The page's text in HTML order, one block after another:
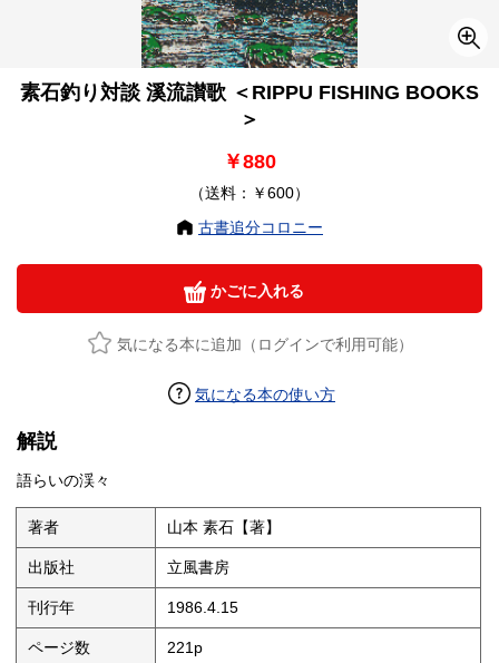
素石釣り対談 溪流讃歌 ＜RIPPU FISHING BOOKS
＞
￥880
（送料：￥600）
古書追分コロニー
かごに入れる
気になる本に追加（ログインで利用可能）
気になる本の使い方
解説
語らいの渓々
著者 山本 素石【著】
出版社 立風書房
刊行年 1986.4.15
ページ数 221p